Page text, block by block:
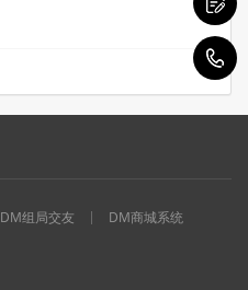
DM组局交友
DM商城系统